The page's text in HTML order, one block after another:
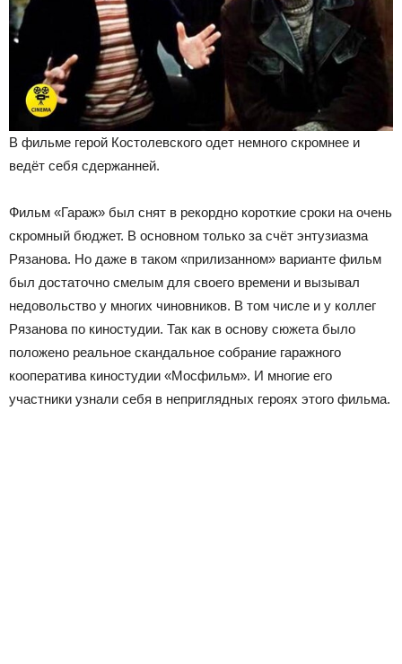
В фильме герой Костолевского одет немного скромнее и
ведёт себя сдержанней.
Фильм «Гараж» был снят в рекордно короткие сроки на очень
скромный бюджет. В основном только за счёт энтузиазма
Рязанова. Но даже в таком «прилизанном» варианте фильм
был достаточно смелым для своего времени и вызывал
недовольство у многих чиновников. В том числе и у коллег
Рязанова по киностудии. Так как в основу сюжета было
положено реальное скандальное собрание гаражного
кооператива киностудии «Мосфильм». И многие его
участники узнали себя в неприглядных героях этого фильма.